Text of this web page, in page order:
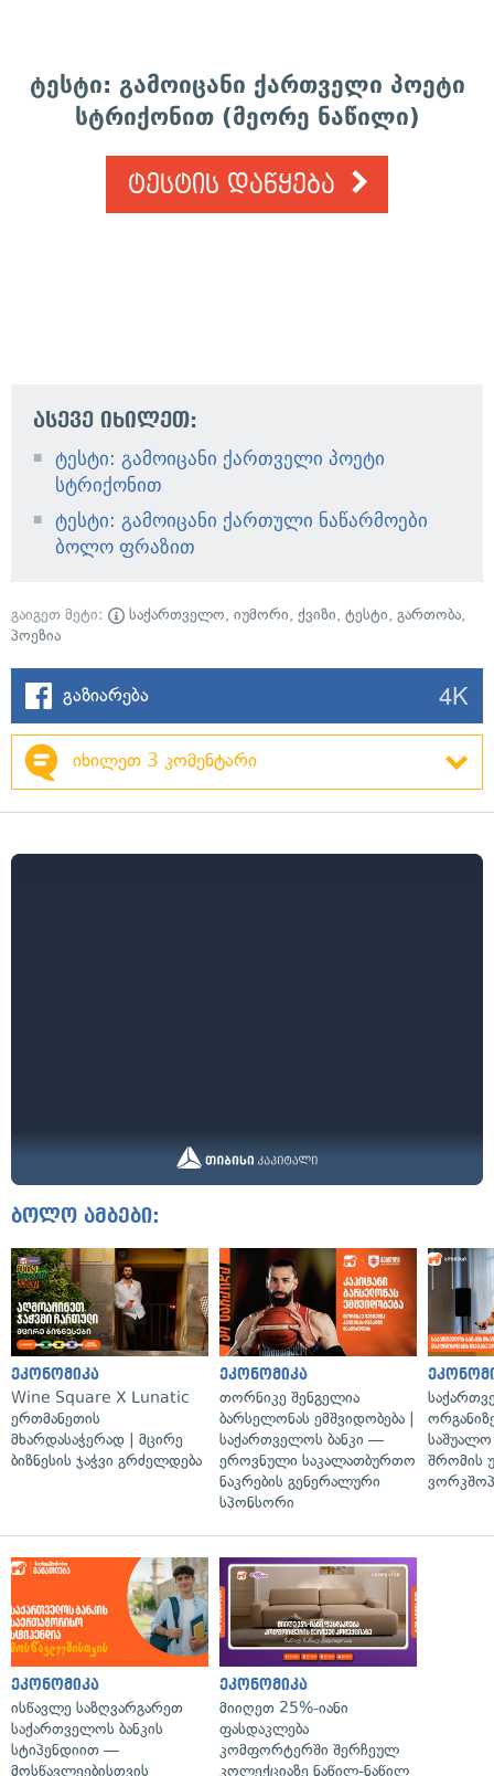
ტესტი: გამოიცანი ქართველი პოეტი
სტრიქონით (მეორე ნაწილი)
ტესტის დაწყება
ასევე იხილეთ:
ტესტი: გამოიცანი ქართველი პოეტი
სტრიქონით
ტესტი: გამოიცანი ქართული ნაწარმოები
ბოლო ფრაზით
გაიგეთ მეტი: საქართველო, იუმორი, ქვიზი, ტესტი, გართობა,
პოეზია
გაზიარება 4K
იხილეთ 3 კომენტარი
ბოლო ამბები:
ეკონომიკა
Wine Square X Lunatic
ერთმანეთის
მხარდასაჭერად | მცირე
ბიზნესის ჯაჭვი გრძელდება
ეკონომიკა
თორნიკე შენგელია
ბარსელონას ემშვიდობება |
საქართველოს ბანკი —
ეროვნული საკალათბურთო
ნაკრების გენერალური
სპონსორი
საშუალო
შრომის
ეკონომიკა
ისწავლე საზღვარგარეთ
საქართველოს ბანკის
სტიპენდიით —
მოსწავლეებისთვის
ეკონომიკა
მიიღეთ 25%-იანი
ფასდაკლება
კომფორტერში შერჩეულ
კოლექციაზე ნაწილ-ნაწილ